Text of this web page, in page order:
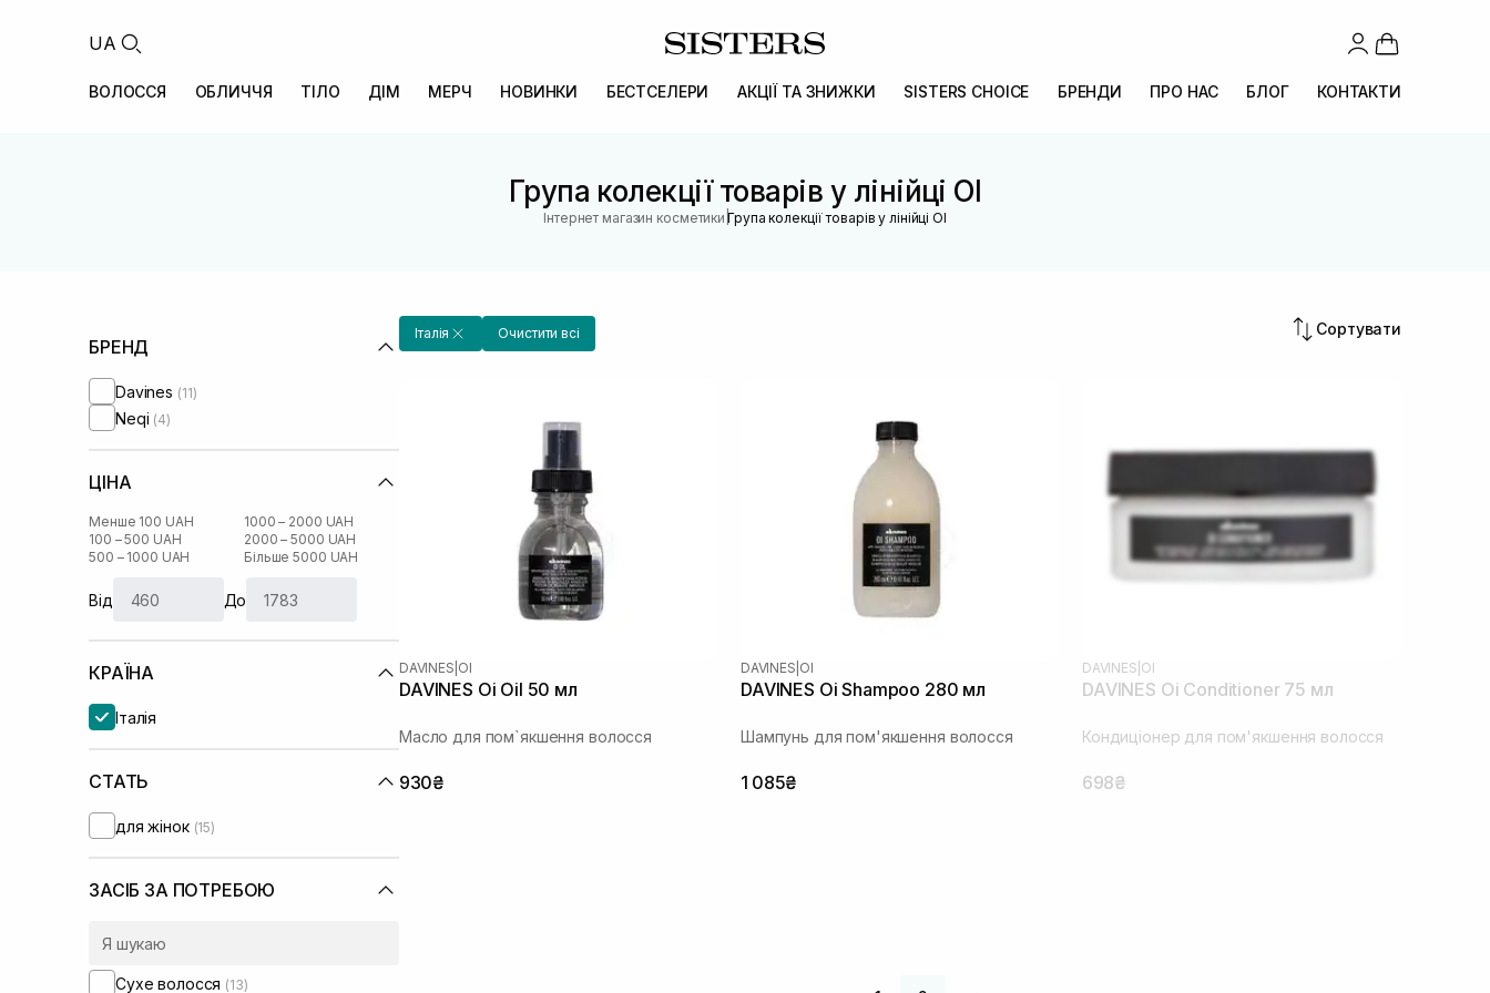
UA
ВОЛОССЯ ОБЛИЧЧЯ ТІЛО ДІМ МЕРЧ НОВИНКИ БЕСТСЕЛЕРИ АКЦІЇ ТА ЗНИЖКИ SISTERS CHOICE БРЕНДИ ПРО НАС БЛОГ КОНТАКТИ
Група колекції товарів у лінійці OI
Інтернет магазин косметики |Група колекції товарів у лінійці OI
БРЕНД
Davines (11)
Neqi (4)
ЦІНА
Менше 100 UAH
100 – 500 UAH
500 – 1000 UAH
1000 – 2000 UAH
2000 – 5000 UAH
Більше 5000 UAH
Від До
КРАЇНА
Італія
СТАТЬ
для жінок (15)
ЗАСІБ ЗА ПОТРЕБОЮ
Сухе волосся (13)
Італія Очистити всі Сортувати
DAVINES OI
DAVINES Oi Oil 50 мл
Масло для пом`якшення волосся
930₴
DAVINES OI
DAVINES Oi Shampoo 280 мл
Шампунь для пом'якшення волосся
1 085₴
DAVINES OI
DAVINES Oi Conditioner 75 мл
Кондиціонер для пом'якшення волосся
698₴